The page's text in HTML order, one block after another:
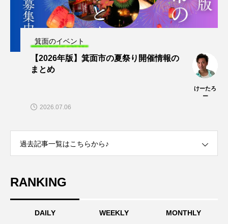
箕面のイベント
【2026年版】箕面市の夏祭り開催情報の
まとめ
けーたろ
ー
2026.07.06
過去記事一覧はこちらから♪
RANKING
DAILY WEEKLY MONTHLY